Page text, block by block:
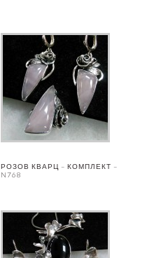
РОЗОВ КВАРЦ – КОМПЛЕКТ –
N768